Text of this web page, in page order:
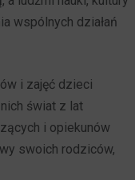
wspólnych działań
i zajęć dzieci
świat z lat
i opiekunów
swoich rodziców,